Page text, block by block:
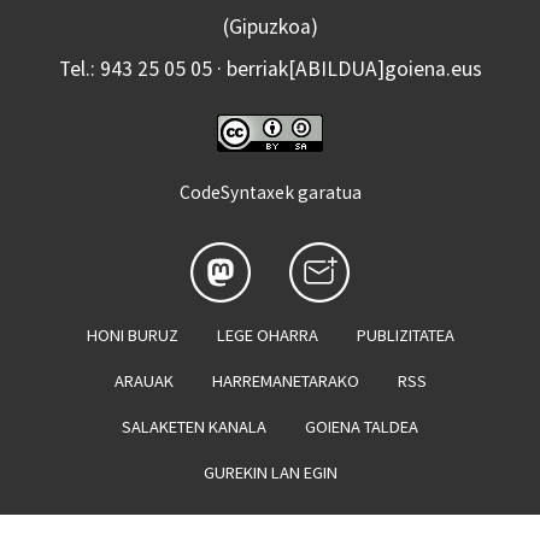
(Gipuzkoa)
Tel.: 943 25 05 05 · berriak[ABILDUA]goiena.eus
CodeSyntaxek garatua
HONI BURUZ LEGE OHARRA PUBLIZITATEA
ARAUAK HARREMANETARAKO RSS
SALAKETEN KANALA GOIENA TALDEA
GUREKIN LAN EGIN